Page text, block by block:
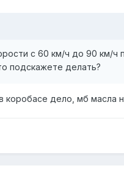
с 60 км/ч до 90 км/ч
подскажете делать?
коробасе дело, мб масла